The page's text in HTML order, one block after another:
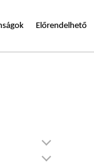
Előrendelhető